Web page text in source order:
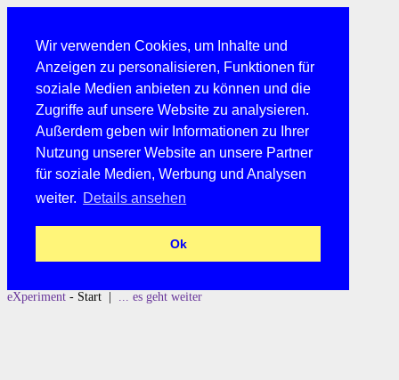
Wir verwenden Cookies, um Inhalte und
Anzeigen zu personalisieren, Funktionen für
soziale Medien anbieten zu können und die
Zugriffe auf unsere Website zu analysieren.
Außerdem geben wir Informationen zu Ihrer
Nutzung unserer Website an unsere Partner
für soziale Medien, Werbung und Analysen
weiter. Details ansehen
Ok
eXperiment - Start | ... es geht weiter